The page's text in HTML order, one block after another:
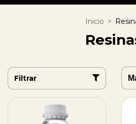
Inicio >
Filtrar